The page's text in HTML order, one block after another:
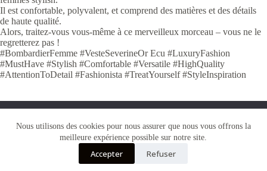
Nous utilisons des cookies pour nous assurer que nous vous offrons la
meilleure expérience possible sur notre site.
Accepter Refuser
Il est confortable, polyvalent, et comprend des matières et des détails
de haute qualité.
Alors, traitez-vous vous-même à ce merveilleux morceau – vous ne le
regretterez pas !
#BombardierFemme #VesteSeverineOr Ecu #LuxuryFashion
#MustHave #Stylish #Comfortable #Versatile #HighQuality
#AttentionToDetail #Fashionista #TreatYourself #StyleInspiration
expérience sur notre site web. Si vous continuez à utiliser ce
site, nous supposerons que vous en êtes satisfait.